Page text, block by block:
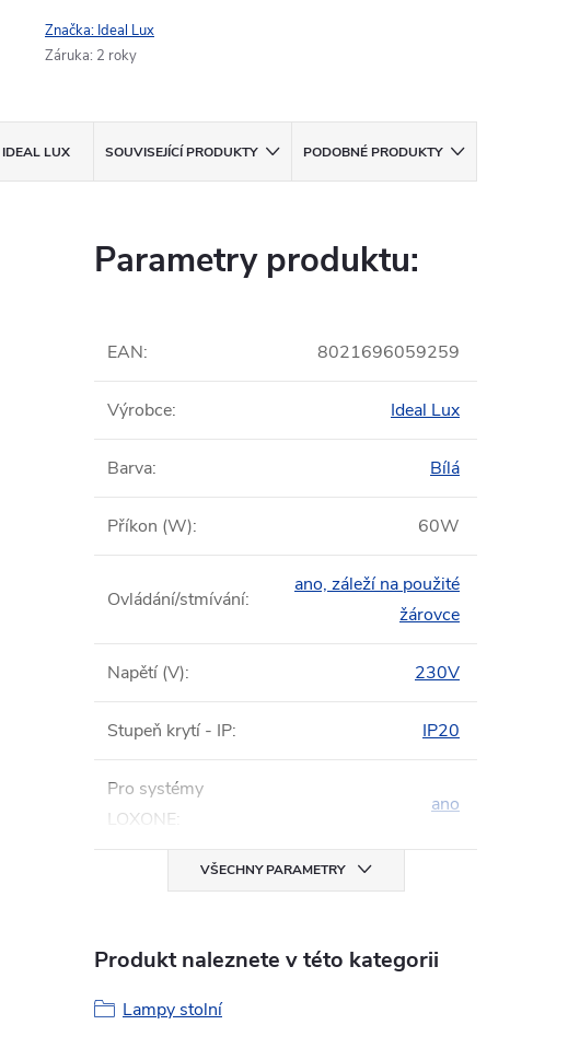
Značka: Ideal Lux
Záruka: 2 roky
IDEAL LUX SOUVISEJÍCÍ PRODUKTY PODOBNÉ PRODUKTY
Parametry produktu:
EAN: 8021696059259
Výrobce: Ideal Lux
Barva: Bílá
Příkon (W): 60W
Ovládání/stmívání:
ano, záleží na použité
žárovce
Napětí (V): 230V
Stupeň krytí - IP: IP20
Pro systémy
LOXONE:
ano
VŠECHNY PARAMETRY
Produkt naleznete v této kategorii
Lampy stolní